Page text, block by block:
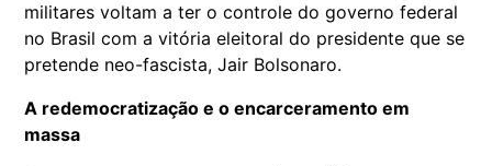
militares voltam a ter o controle do governo federal
no Brasil com a vitória eleitoral do presidente que se
pretende neo-fascista, Jair Bolsonaro.
A redemocratização e o encarceramento em
massa